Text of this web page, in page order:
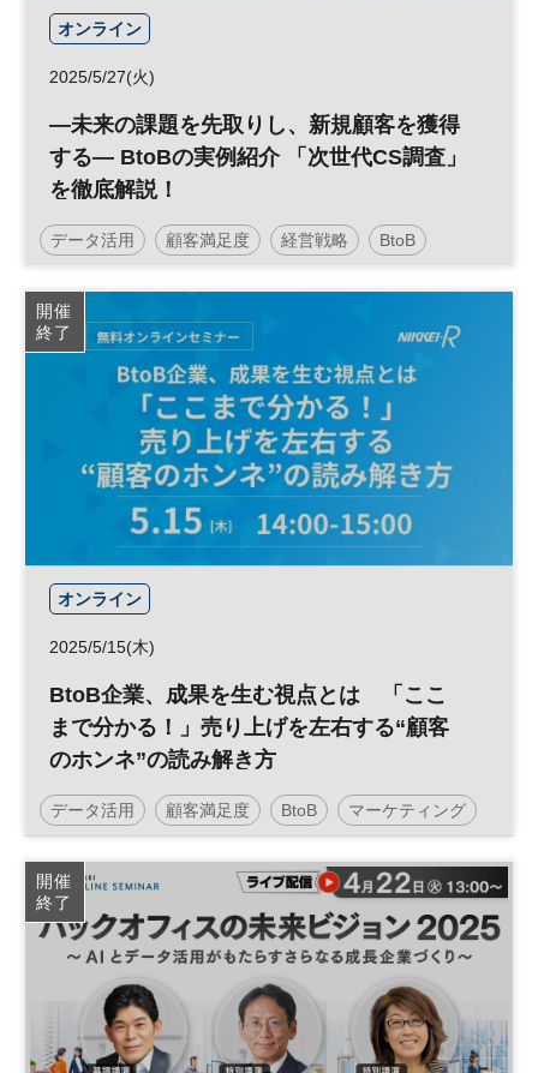
オンライン
2025/5/27(火)
―未来の課題を先取りし、新規顧客を獲得
する― BtoBの実例紹介 「次世代CS調査」
を徹底解説！
データ活用 顧客満足度 経営戦略 BtoB
マーケティング データ
参加無料
開催
終了
オンライン
2025/5/15(木)
BtoB企業、成果を生む視点とは 「ここ
まで分かる！」売り上げを左右する“顧客
のホンネ”の読み解き方
データ活用 顧客満足度 BtoB マーケティング
データ
参加無料
開催
終了